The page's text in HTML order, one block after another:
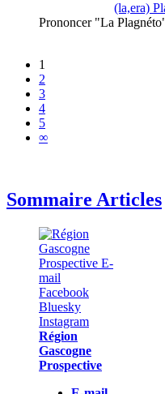
(la,era)
Prononcer "La
1
2
3
4
5
∞
Sommaire Articles
Région
Gascogne
Prospective